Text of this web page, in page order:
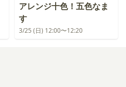
アレンジ十色！五色なま
す
3/25 (日) 12:00〜12:20